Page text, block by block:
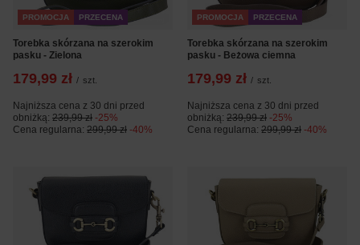
PROMOCJA PRZECENA
Torebka skórzana na szerokim
pasku - Zielona
179,99 zł / szt.
Najniższa cena z 30 dni przed
obniżką: 239,99 zł -25%
Cena regularna: 299,99 zł -40%
PROMOCJA PRZECENA
Torebka skórzana na szerokim
pasku - Beżowa ciemna
179,99 zł / szt.
Najniższa cena z 30 dni przed
obniżką: 239,99 zł -25%
Cena regularna: 299,99 zł -40%